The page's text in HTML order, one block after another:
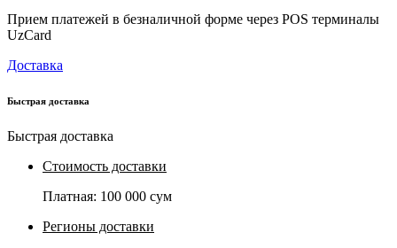
Прием платежей в безналичной форме через POS терминалы
UzCard
Доставка
Быстрая доставка
Быстрая доставка
Стоимость доставки
Платная: 100 000 сум
Регионы доставки